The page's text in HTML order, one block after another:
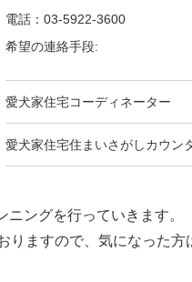
電話：03-5922-3600
希望の連絡手段:
愛犬家住宅コーディネーター
愛犬家住宅住まいさがしカウン
ングを行っていきます。
ますので、気になった方